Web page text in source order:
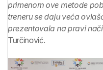
primenom ove metode
treneru se daju veća
prezentovala na pravi
Turčinović.